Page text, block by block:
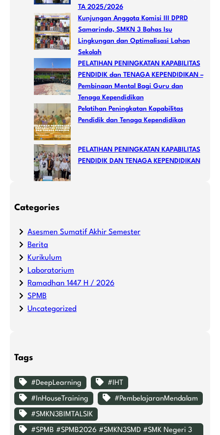
TA 2025/2026
Kunjungan Anggota Komisi III DPRD
Samarinda, SMKN 3 Bahas Isu
Lingkungan dan Optimalisasi Lahan
Sekolah
PELATIHAN PENINGKATAN KAPABILITAS
PENDIDIK dan TENAGA KEPENDIDIKAN –
Pembinaan Mental Bagi Guru dan
Tenaga Kependidikan
Pelatihan Peningkatan Kapabilitas
Pendidik dan Tenaga Kependidikan
PELATIHAN PENINGKATAN KAPABILITAS
PENDIDIK DAN TENAGA KEPENDIDIKAN
Categories
Asesmen Sumatif Akhir Semester
Berita
Kurikulum
Laboratorium
Ramadhan 1447 H / 2026
SPMB
Uncategorized
Tags
#DeepLearning #IHT
#InHouseTraining #PembelajaranMendalam
#SMKN3BIMTALSIK
#SPMB #SPMB2026 #SMKN3SMD #SMK Negeri 3